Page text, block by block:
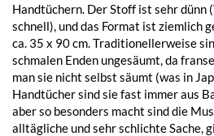
Handtüchern. Der Stoff ist sehr
schnell), und das Format ist ziemlich
ca. 35 x 90 cm. Traditionellerweise
schmalen Enden ungesäumt, da
man sie nicht selbst säumt (was in
Handtücher sind sie fast immer aus
aber so besonders macht sind die
alltägliche und sehr schlichte Sache,